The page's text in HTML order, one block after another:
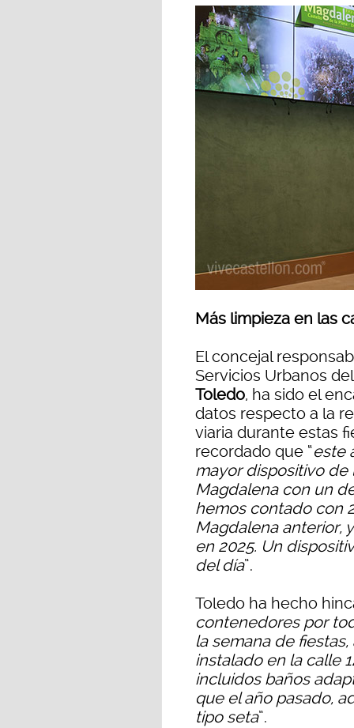
Más limpieza en las
El concejal
Servicios Urbanos
Toledo, ha sido el
datos respecto a la
viaria durante estas
recordado que “este
mayor dispositivo de
Magdalena con un
hemos contado con
Magdalena anterior,
en 2025. Un
del día”.
Toledo ha hecho
contenedores por
la semana de
instalado en la calle
incluidos baños
que el año pasado,
tipo seta”.